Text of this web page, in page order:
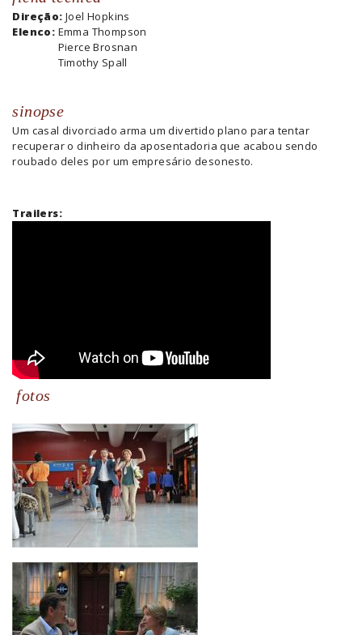
Direção: Joel Hopkins
Elenco: Emma Thompson
Pierce Brosnan
Timothy Spall
sinopse
Um casal divorciado arma um divertido plano para tentar
recuperar o dinheiro da aposentadoria que acabou sendo
roubado deles por um empresário desonesto.
Trailers:
fotos